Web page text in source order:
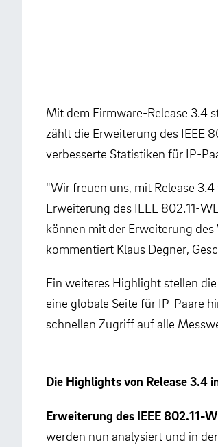
Mit dem Firmware-Release 3.4
zählt die Erweiterung des IEEE
verbesserte Statistiken für IP-
"Wir freuen uns, mit Release
Erweiterung des IEEE 802.11-
können mit der Erweiterung
kommentiert Klaus Degner,
Ein weiteres Highlight stellen
eine globale Seite für IP-Paare
schnellen Zugriff auf alle
Die Highlights von Release 3.4
Erweiterung des IEEE 802.11-
werden nun analysiert und in